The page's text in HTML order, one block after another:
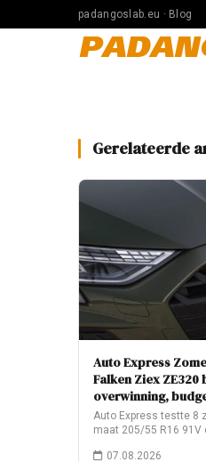
padangoslab.eu · Blog
Gerelateerde
Auto Express
Falken Ziex
overwinning,
Auto Express testte 8
maat 205/55 R16 91V
07.08.2026